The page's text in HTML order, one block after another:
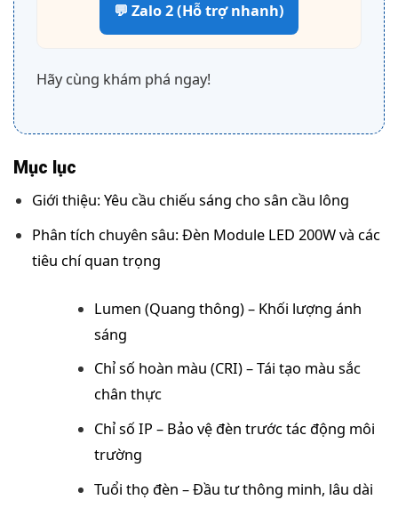
💬 Zalo 2 (Hỗ trợ nhanh)
Hãy cùng khám phá ngay!
Mục lục
Giới thiệu: Yêu cầu chiếu sáng cho sân cầu lông
Phân tích chuyên sâu: Đèn Module LED 200W và các
tiêu chí quan trọng
Lumen (Quang thông) – Khối lượng ánh
sáng
Chỉ số hoàn màu (CRI) – Tái tạo màu sắc
chân thực
Chỉ số IP – Bảo vệ đèn trước tác động môi
trường
Tuổi thọ đèn – Đầu tư thông minh, lâu dài